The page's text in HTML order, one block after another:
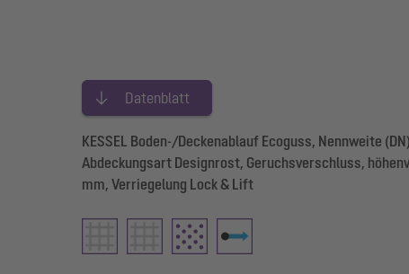
Datenblatt
KESSEL Boden-/Deckenablauf Ecoguss, Nennweite
Abdeckungsart Designrost, Geruchsverschluss,
mm, Verriegelung Lock & Lift